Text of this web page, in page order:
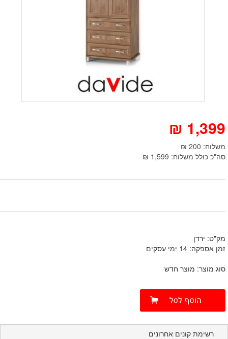
1,399
₪
משלוח: 200 ₪
סה"כ כולל משלוח: 1,599 ₪
מק"ט: ירדן
זמן אספקה: 14 ימי עסקים
סוג מוצר: מוצר חדש
רשימת קונים אחרונים